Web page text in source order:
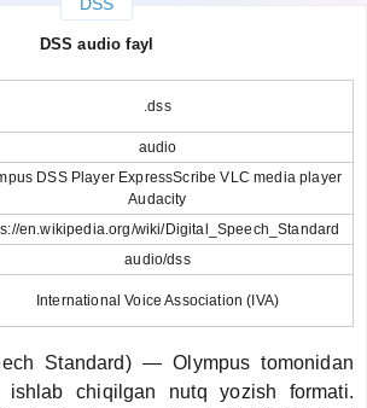
DSS audio fayl
.dss
audio
DSS Player ExpressScribe VLC media player
Audacity
en.wikipedia.org/wiki/Digital_Speech_Standard
audio/dss
International Voice Association (IVA)
Standard) — Olympus tomonidan
ishlab chiqilgan nutq yozish formati.